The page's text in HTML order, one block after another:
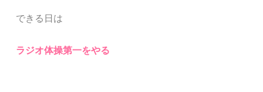
できる日は
ラジオ体操第一をやる